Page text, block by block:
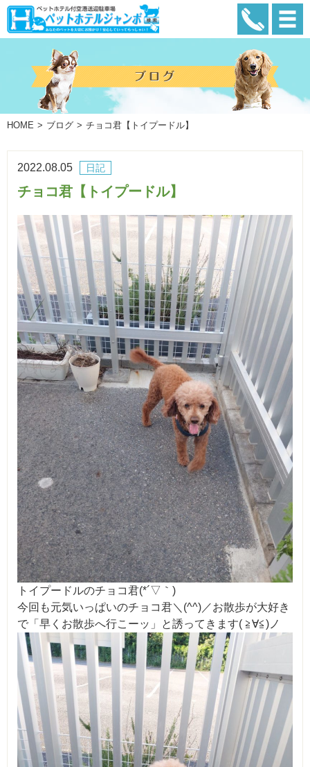
HOME ブログ チョコ君【トイプードル】
日記
2022.08.05
チョコ君【トイプードル】
トイプードルのチョコ君(*´▽｀)
今回も元気いっぱいのチョコ君＼(^^)／お散歩が大好き
で「早くお散歩へ行こーッ」と誘ってきます( ≧∀≦)ノ